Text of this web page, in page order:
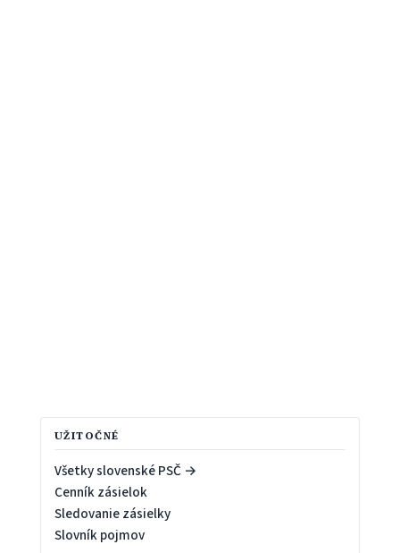
UŽITOČNÉ
Všetky slovenské PSČ →
Cenník zásielok
Sledovanie zásielky
Slovník pojmov